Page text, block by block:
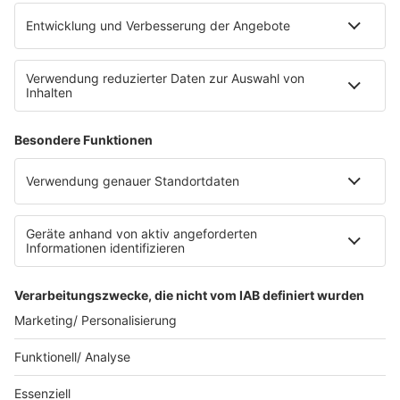
E-Bikes über eine Photovoltaikanlage auf dem …
Impressum
Datenschutzerklärung
Datenschutzeinstellungen
Radioplayer